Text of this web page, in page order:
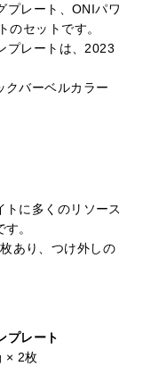
プレート、ONIパワ
のセットです。
プレートは、2023
クバーベルカラー
に多くのリソース
。
あり、つけ外しの
プレート
× 2枚